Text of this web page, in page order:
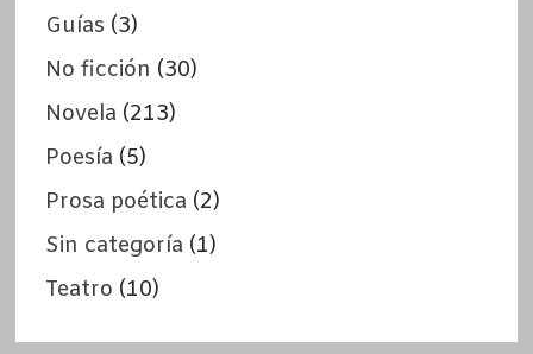
Guías (3)
No ficción (30)
Novela (213)
Poesía (5)
Prosa poética (2)
Sin categoría (1)
Teatro (10)